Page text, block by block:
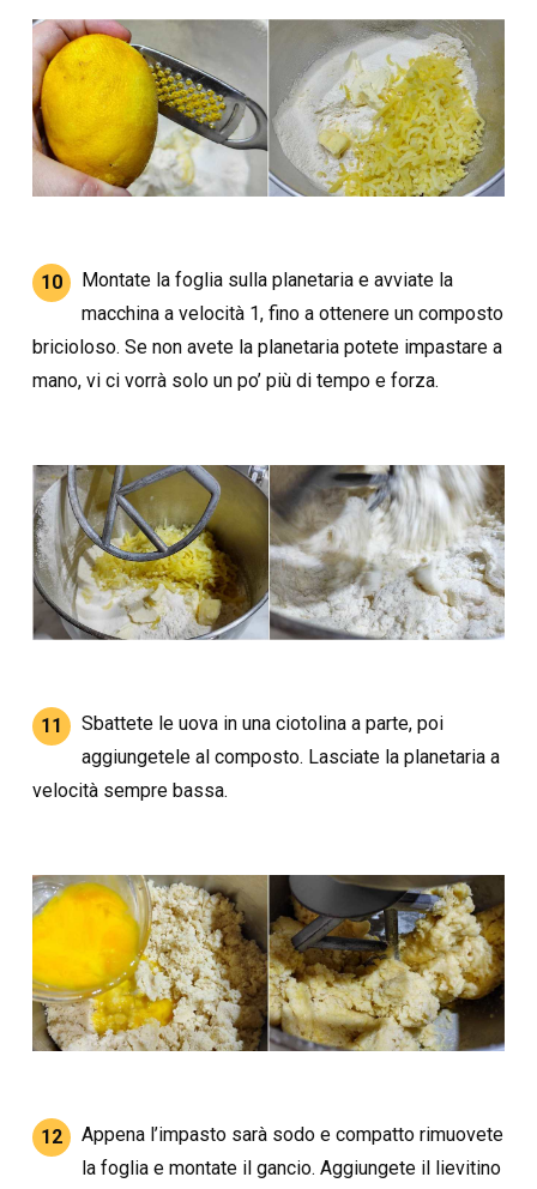
10
Montate la foglia sulla planetaria e avviate la
macchina a velocità 1, fino a ottenere un composto
bricioloso. Se non avete la planetaria potete impastare a
mano, vi ci vorrà solo un po’ più di tempo e forza.
11
Sbattete le uova in una ciotolina a parte, poi
aggiungetele al composto. Lasciate la planetaria a
velocità sempre bassa.
12
Appena l’impasto sarà sodo e compatto rimuovete
la foglia e montate il gancio. Aggiungete il lievitino